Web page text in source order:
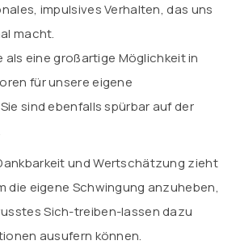
impulsives Verhalten, das uns
macht.
als eine großartige Möglichkeit in
für unsere eigene
sind ebenfalls spürbar auf der
und Wertschätzung zieht
die eigene Schwingung anzuheben,
Sich-treiben-lassen dazu
ausufern können.